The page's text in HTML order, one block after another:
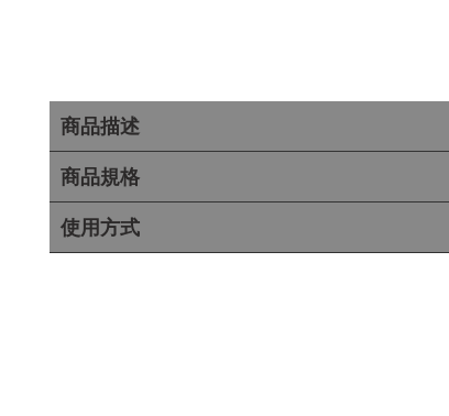
商品描述
商品規格
使用方式